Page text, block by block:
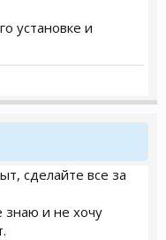
установке и
сделайте все за
знаю и не хочу